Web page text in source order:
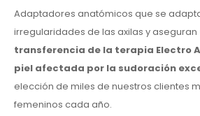
Adaptadores anatómicos que se
irregularidades de las axilas y aseguran
transferencia de la terapia Electro
piel afectada por la sudoración
elección de miles de nuestros clientes
femeninos cada año.